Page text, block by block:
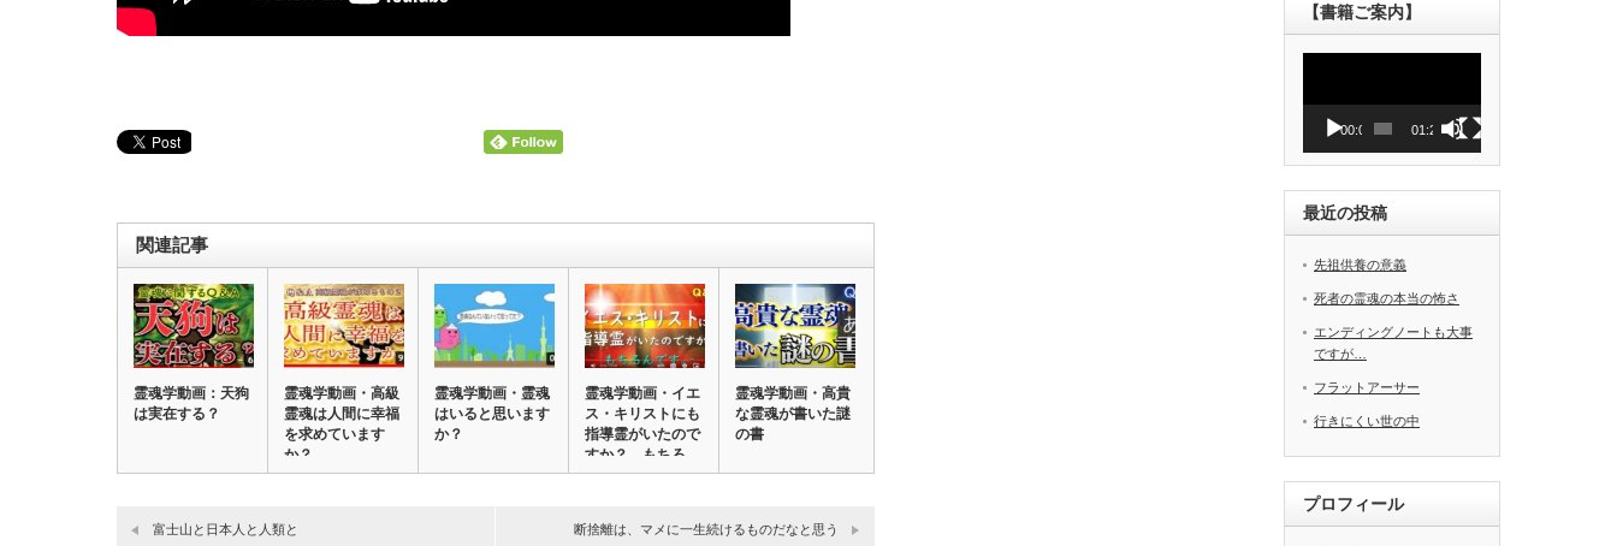
関連記事
霊魂学動画：天狗
は実在する？
霊魂学動画・高級
霊魂は人間に幸福
を求めています
か？
霊魂学動画・霊魂
はいると思います
か？
霊魂学動画・イエ
ス・キリストにも
指導霊がいたので
すか？ もちろ
ん…
霊魂学動画・高貴
な霊魂が書いた謎
の書
富士山と日本人と人類と 断捨離は、マメに一生続けるものだなと思う
【書籍ご案内】
ヤ
ー
00:00 01:27
最近の投稿
先祖供養の意義
死者の霊魂の本当の怖さ
エンディングノートも大事
ですが…
フラットアーサー
行きにくい世の中
プロフィール